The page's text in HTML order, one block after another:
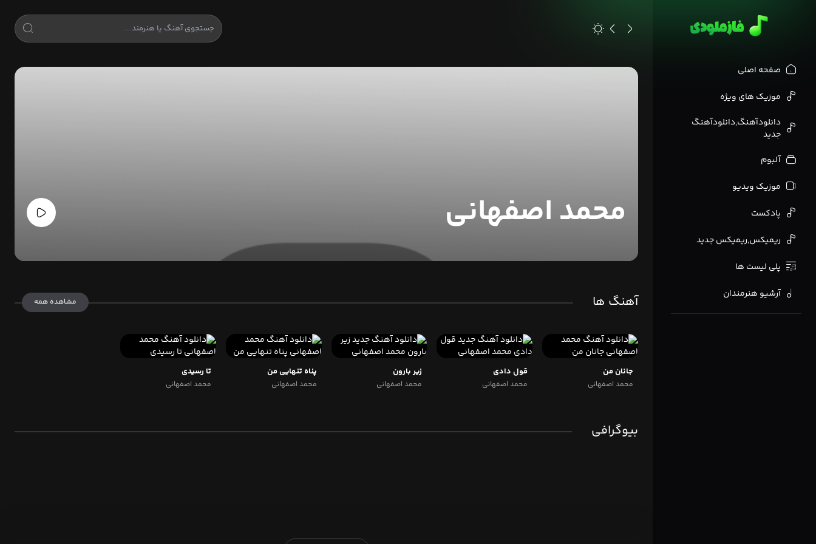
صفحه اصلی
موزیک های ویژه
دانلودآهنگ,دانلودآهنگ
جدید
آلبوم
موزیک ویدیو
پادکست
ریمیکس,ریمیکس جدید
پلی لیست ها
آرشیو هنرمندان
محمد اصفهانی
آهنگ ها مشاهده همه
جانان من
محمد اصفهانی
قول دادی
محمد اصفهانی
زیر بارون
محمد اصفهانی
پناه تنهایی من
محمد اصفهانی
تا رسیدی
محمد اصفهانی
بیوگرافی